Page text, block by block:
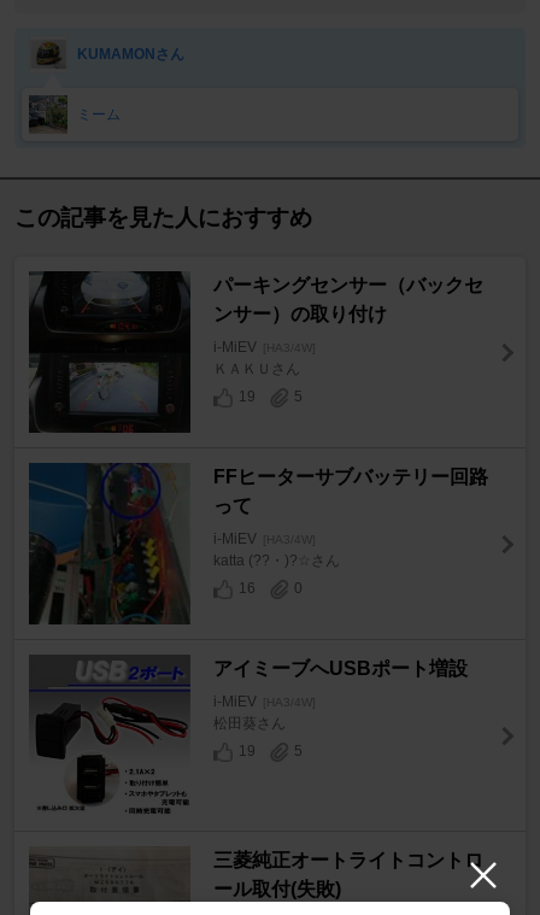
KUMAMONさん
ミーム
この記事を見た人におすすめ
パーキングセンサー（バックセ
ンサー）の取り付け
i-MiEV [HA3/4W]
ＫＡＫＵさん
19
5
FFヒーターサブバッテリー回路
って
i-MiEV [HA3/4W]
katta (??・)?☆さん
16
0
アイミーブへUSBポート増設
i-MiEV [HA3/4W]
松田葵さん
19
5
三菱純正オートライトコントロ
ール取付(失敗)